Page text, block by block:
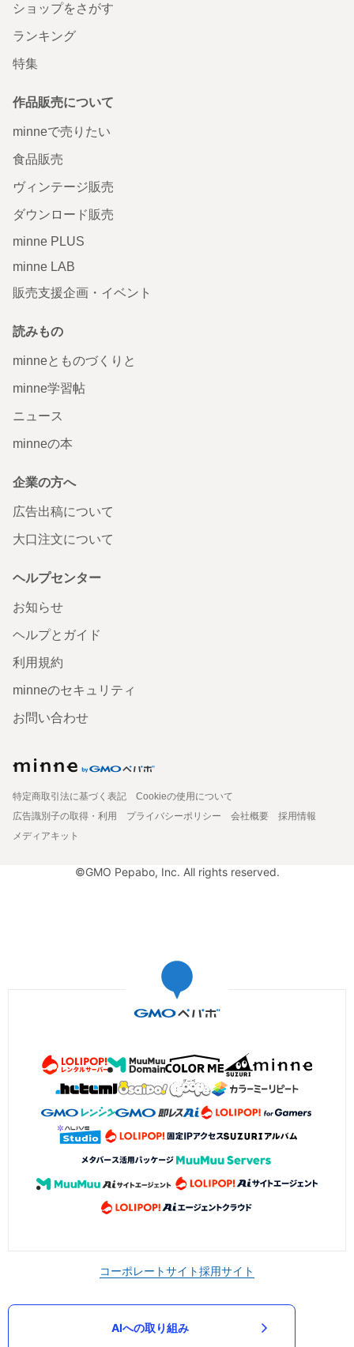
ショップをさがす
ランキング
特集
作品販売について
minneで売りたい
食品販売
ヴィンテージ販売
ダウンロード販売
minne PLUS
minne LAB
販売支援企画・イベント
読みもの
minneとものづくりと
minne学習帖
ニュース
minneの本
企業の方へ
広告出稿について
大口注文について
ヘルプセンター
お知らせ
ヘルプとガイド
利用規約
minneのセキュリティ
お問い合わせ
特定商取引法に基づく表記
Cookieの使用について
広告識別子の取得・利用
プライバシーポリシー 会社概要
採用情報
メディアキット
©GMO Pepabo, Inc. All rights reserved.
コーポレートサイト採用サイト
AIへの取り組み